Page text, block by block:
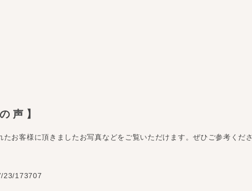
声】
お客様に頂きましたお写真などをご覧いただけます。ぜひご参考くださ
23/173707